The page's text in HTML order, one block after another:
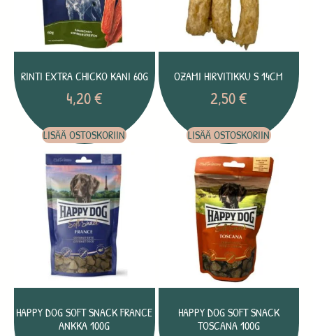
RINTI EXTRA CHICKO KANI 60G
4,20€
LISÄÄ OSTOSKORIIN
OZAMI HIRVITIKKU S 14CM
2,50€
LISÄÄ OSTOSKORIIN
HAPPY DOG SOFT SNACK FRANCE
ANKKA 100G
HAPPY DOG SOFT SNACK
TOSCANA 100G